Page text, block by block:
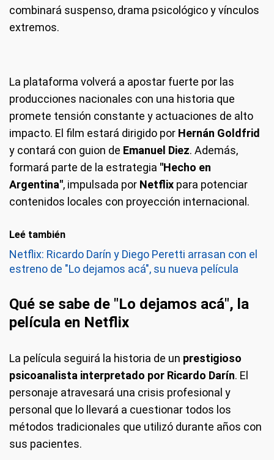
combinará suspenso, drama psicológico y vínculos
extremos.
La plataforma volverá a apostar fuerte por las
producciones nacionales con una historia que
promete tensión constante y actuaciones de alto
impacto. El film estará dirigido por Hernán Goldfrid
y contará con guion de Emanuel Diez. Además,
formará parte de la estrategia "Hecho en
Argentina", impulsada por Netflix para potenciar
contenidos locales con proyección internacional.
Leé también
Netflix: Ricardo Darín y Diego Peretti arrasan con el
estreno de "Lo dejamos acá", su nueva película
Qué se sabe de "Lo dejamos acá", la
película en Netflix
La película seguirá la historia de un prestigioso
psicoanalista interpretado por Ricardo Darín. El
personaje atravesará una crisis profesional y
personal que lo llevará a cuestionar todos los
métodos tradicionales que utilizó durante años con
sus pacientes.